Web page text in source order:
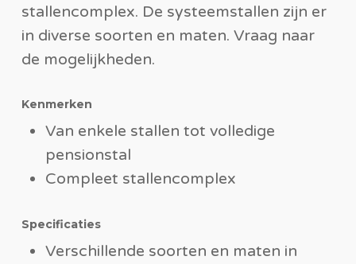
stallencomplex. De systeemstallen zijn er
in diverse soorten en maten. Vraag naar
de mogelijkheden.
Kenmerken
Van enkele stallen tot volledige
pensionstal
Compleet stallencomplex
Specificaties
Verschillende soorten en maten in